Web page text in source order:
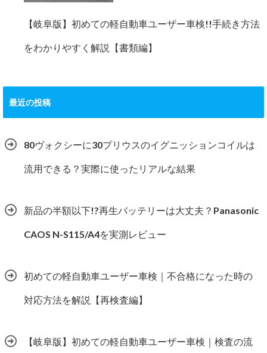
【岐阜版】初めての軽自動車ユーザー車検!!手続き方法
をわかりやすく解説【書類編】
最近の投稿
80ヴォクシーに30プリウスのイグニッションコイルは
流用できる？実際に使ったリアルな結果
新品の半額以下!?再生バッテリーは大丈夫？Panasonic
CAOS N-S115/A4を実測レビュー
初めての軽自動車ユーザー車検｜不合格になった時の
対応方法を解説【再検査編】
【岐阜版】初めての軽自動車ユーザー車検｜検査の流